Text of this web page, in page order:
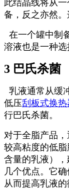
此结晶线将从
备，反之亦然。
在一个罐中制
溶液也是一种选
3 巴氏杀菌
乳液通常从缓
低压刮板式换热
行巴氏杀菌。
对于全脂产品
较高粘度的低
含量的乳液）
几个优点。它
从而提高乳液